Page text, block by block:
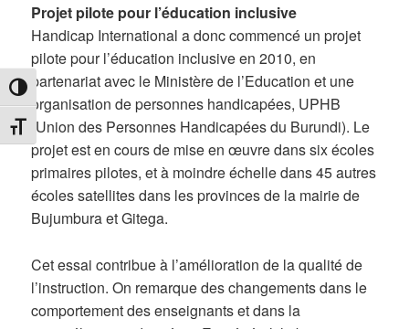
TOGGLE HIGH CONTRAST
TOGGLE FONT SIZE
Projet pilote pour l’éducation inclusive
Handicap International a donc commencé un projet
pilote pour l’éducation inclusive en 2010, en
partenariat avec le Ministère de l’Education et une
organisation de personnes handicapées, UPHB
(Union des Personnes Handicapées du Burundi). Le
projet est en cours de mise en œuvre dans six écoles
primaires pilotes, et à moindre échelle dans 45 autres
écoles satellites dans les provinces de la mairie de
Bujumbura et Gitega.
Cet essai contribue à l’amélioration de la qualité de
l’instruction. On remarque des changements dans le
comportement des enseignants et dans la